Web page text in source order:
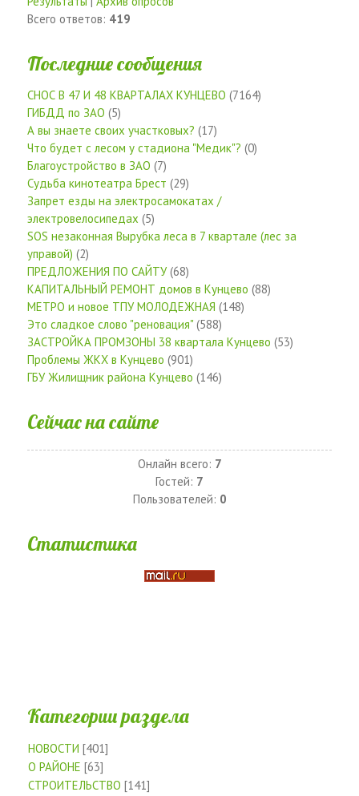
Всего ответов: 419
Последние сообщения
СНОС В 47 И 48 КВАРТАЛАХ КУНЦЕВО (7164)
ГИБДД по ЗАО (5)
А вы знаете своих участковых? (17)
Что будет с лесом у стадиона "Медик"? (0)
Благоустройство в ЗАО (7)
Судьба кинотеатра Брест (29)
Запрет езды на электросамокатах /
электровелосипедах (5)
SOS незаконная Вырубка леса в 7 квартале (лес за
управой) (2)
ПРЕДЛОЖЕНИЯ ПО САЙТУ(68)
КАПИТАЛЬНЫЙ РЕМОНТ домов в Кунцево (88)
МЕТРО и новое ТПУ МОЛОДЕЖНАЯ (148)
Это сладкое слово "реновация" (588)
ЗАСТРОЙКА ПРОМЗОНЫ 38 квартала Кунцево (53)
Проблемы ЖКХ в Кунцево (901)
ГБУ Жилищник района Кунцево (146)
Сейчас на сайте
Онлайн всего: 7
Гостей: 7
Пользователей: 0
Статистика
Категории раздела
НОВОСТИ [401]
О РАЙОНЕ [63]
СТРОИТЕЛЬСТВО [141]